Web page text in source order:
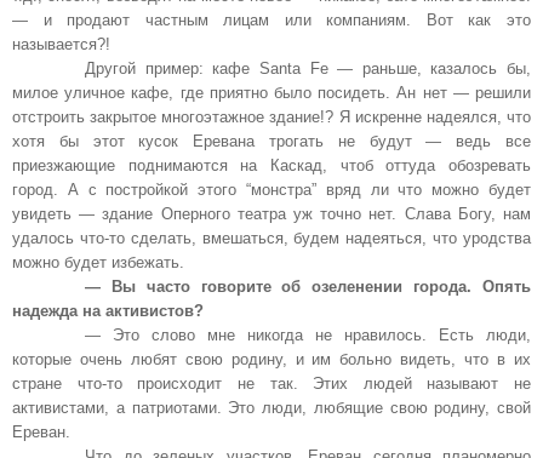
— и продают частным лицам или компаниям. Вот как это
называется?!
Другой пример: кафе Santa Fe — раньше, казалось бы,
милое уличное кафе, где приятно было посидеть. Ан нет — решили
отстроить закрытое многоэтажное здание!? Я искренне надеялся, что
хотя бы этот кусок Еревана трогать не будут — ведь все
приезжающие поднимаются на Каскад, чтоб оттуда обозревать
город. А с постройкой этого “монстра” вряд ли что можно будет
увидеть — здание Оперного театра уж точно нет. Слава Богу, нам
удалось что-то сделать, вмешаться, будем надеяться, что уродства
можно будет избежать.
— Вы часто говорите об озеленении города. Опять
надежда на активистов?
— Это слово мне никогда не нравилось. Есть люди,
которые очень любят свою родину, и им больно видеть, что в их
стране что-то происходит не так. Этих людей называют не
активистами, а патриотами. Это люди, любящие свою родину, свой
Ереван.